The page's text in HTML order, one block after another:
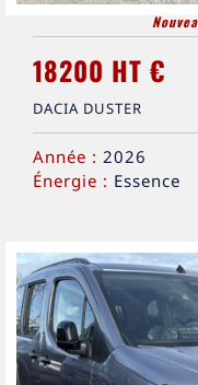
18200 HT €
DACIA DUSTER
Année : 2026
Énergie : Essence